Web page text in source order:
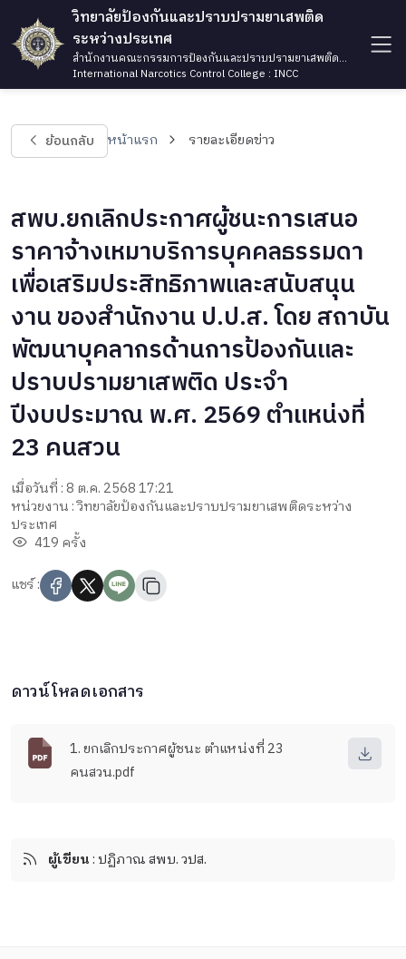
วิทยาลัยป้องกันและปราบปรามยาเสพติด
ระหว่างประเทศ
สำนักงานคณะกรรมการป้องกันและปราบปรามยาเสพติด
กระทรวงยุติธรรม
International Narcotics Control College : INCC
ย้อนกลับ หน้าแรก รายละเอียดข่าว
สพบ.ยกเลิกประกาศผู้ชนะการเสนอ
ราคาจ้างเหมาบริการบุคคลธรรมดา
เพื่อเสริมประสิทธิภาพและสนับสนุน
งาน ของสำนักงาน ป.ป.ส. โดย สถาบัน
พัฒนาบุคลากรด้านการป้องกันและ
ปราบปรามยาเสพติด ประจำ
ปีงบประมาณ พ.ศ. 2569 ตำแหน่งที่
23 คนสวน
เมื่อวันที่ : 8 ต.ค. 2568 17:21
หน่วยงาน : วิทยาลัยป้องกันและปราบปรามยาเสพติดระหว่าง
ประเทศ
419 ครั้ง
แชร์ :
ดาวน์โหลดเอกสาร
1. ยกเลิกประกาศผู้ชนะ ตำแหน่งที่ 23
คนสวน.pdf
ผู้เขียน: ปฏิภาณ สพบ. วปส.